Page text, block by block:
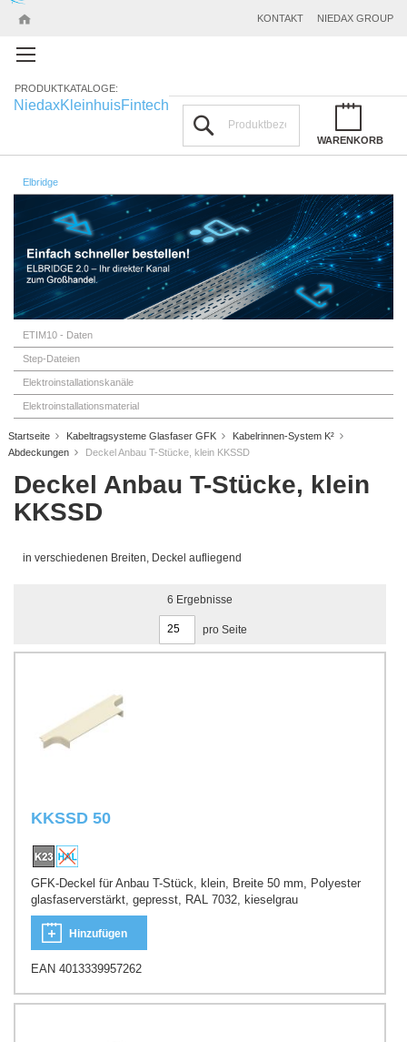
NIEDAX GROUP
KONTAKT
PRODUKTKATALOGE:
NiedaxKleinhuisFintech
WARENKORB
Elbridge
ETIM10 - Daten
Step-Dateien
Elektroinstallationskanäle
Elektroinstallationsmaterial
Startseite Kabeltragsysteme Glasfaser GFK
Kabelrinnen-System K²
Abdeckungen
Deckel Anbau T-Stücke, klein KKSSD
Deckel Anbau T-Stücke, klein
KKSSD
in verschiedenen Breiten, Deckel aufliegend
6 Ergebnisse
pro Seite
KKSSD 50
GFK-Deckel für Anbau T-Stück, klein, Breite 50 mm, Polyester
glasfaserverstärkt, gepresst, RAL 7032, kieselgrau
Hinzufügen
EAN 4013339957262